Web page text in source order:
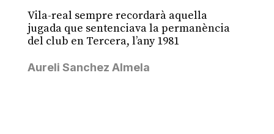
Vila-real sempre recordarà aquella
jugada que sentenciava la permanència
del club en Tercera, l’any 1981
Aureli Sanchez Almela